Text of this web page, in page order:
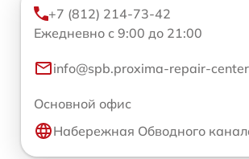
+7 (812) 214-73-42
Ежедневно с 9:00 до 21:00
info@spb.proxima-repair-
Основной офис
Набережная Обводного